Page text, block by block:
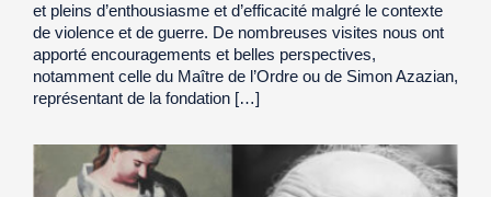
et pleins d’enthousiasme et d’efficacité malgré le contexte
de violence et de guerre. De nombreuses visites nous ont
apporté encouragements et belles perspectives,
notamment celle du Maître de l’Ordre ou de Simon Azazian,
représentant de la fondation […]